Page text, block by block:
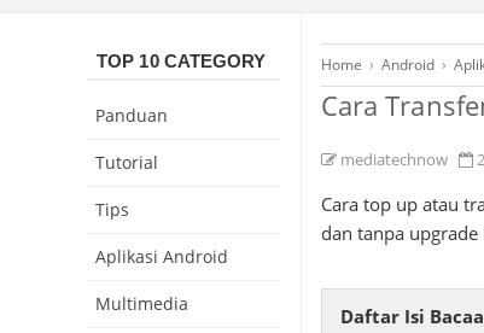
Home › Android ›
Cara
mediatechnow
Cara top up atau
dan tanpa
Daftar Isi
TOP 10 CATEGORY
Panduan
Tutorial
Tips
Aplikasi Android
Multimedia